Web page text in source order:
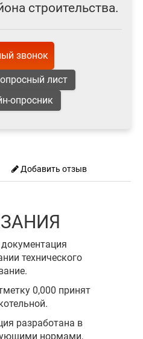
строительства.
звонок
лист
опросник
Добавить отзыв
технического
0,000 принят
разработана в
нормами,